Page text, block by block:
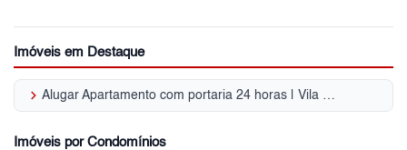
Imóveis em Destaque
keyboard_arrow_right Alugar Apartamento com portaria 24 horas | Vila Guilherme
Imóveis por Condomínios